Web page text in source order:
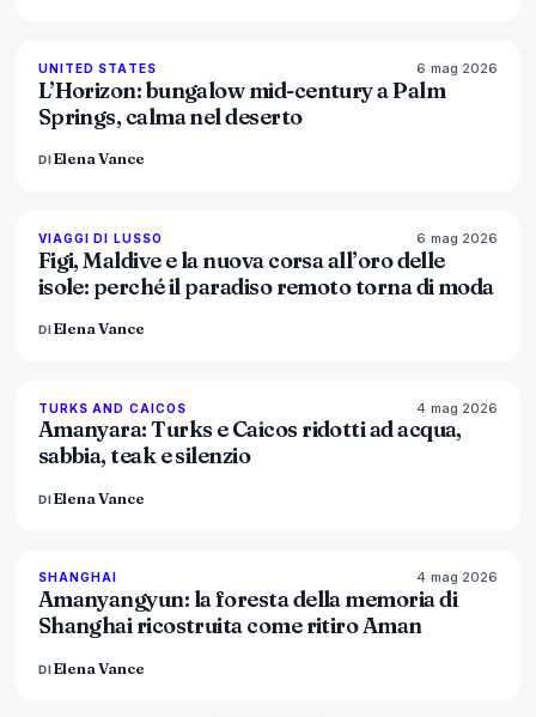
92% 68
UNITED STATES 6 mag 2026
L’Horizon: bungalow mid-century a Palm
Springs, calma nel deserto
DI Elena Vance
84% 76
VIAGGI DI LUSSO 6 mag 2026
Figi, Maldive e la nuova corsa all’oro delle
isole: perché il paradiso remoto torna di moda
DI Elena Vance
96% 60
TURKS AND CAICOS 4 mag 2026
Amanyara: Turks e Caicos ridotti ad acqua,
sabbia, teak e silenzio
DIElena Vance
96% 78
SHANGHAI 4 mag 2026
Amanyangyun: la foresta della memoria di
Shanghai ricostruita come ritiro Aman
DIElena Vance